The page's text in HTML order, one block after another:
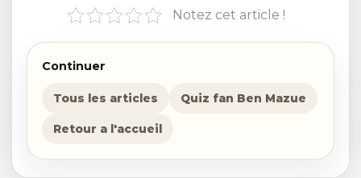
Notez cet article !
Continuer
Tous les articles Quiz fan Ben Mazue
Retour a l'accueil